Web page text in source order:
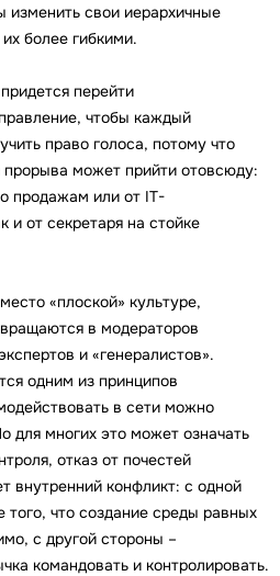
изменить свои иерархичные
более гибкими.
перейти
чтобы каждый
право голоса, потому что
может прийти отовсюду:
продажам или от IT-
и от секретаря на стойке
«плоской» культуре,
в модераторов
и «генералистов».
одним из принципов
в сети можно
для многих это может означать
отказ от почестей
внутренний конфликт: с одной
что создание среды равных
с другой стороны –
командовать и контролировать.